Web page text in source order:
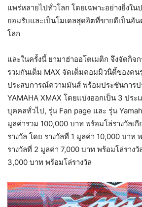
แพร่หลายไปทั่วโลก โดยเฉพาะอย่างยิ่งใน
ยอมรับและเป็นโมเดลสุดฮิตที่ขายดีเป็นอั
โลก
และในครั้งนี้ ยามาฮ่าออโตเมติก จึงจัดกิจก
รวมกันเต็ม MAX จัดเต็มคอมมิวนิตี้ของคน
ประสบการณ์ความมันส์ พร้อมประชันการ
YAMAHA XMAX โดยแบ่งออกเป็น 3 ประ
บุคคลทั่วไป, รุ่น Fan page และ รุ่น
มูลค่ารวม 100,000 บาท พร้อมโล่รางวัลเ
รางวัล โดย รางวัลที่ 1 มูลค่า 10,000 บาท
รางวัลที่ 2 มูลค่า 7,000 บาท พร้อมโล่ราง
3,000 บาท พร้อมโล่รางวัล